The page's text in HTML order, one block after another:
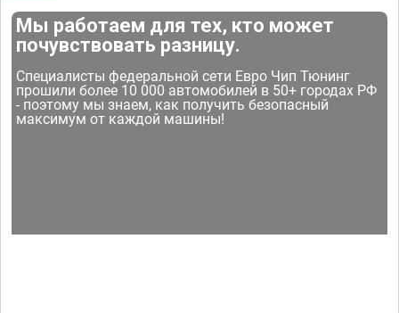
Мы работаем для тех, кто может
почувствовать разницу.
Специалисты федеральной сети Евро Чип Тюнинг
прошили более 10 000 автомобилей в 50+ городах РФ
- поэтому мы знаем, как получить безопасный
максимум от каждой машины!